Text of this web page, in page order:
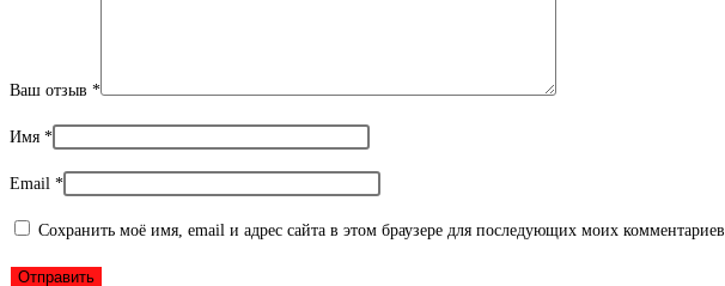
Ваш отзыв *
Имя *
Email *
Сохранить моё имя, email и адрес сайта в этом браузере для последующих моих комментариев.